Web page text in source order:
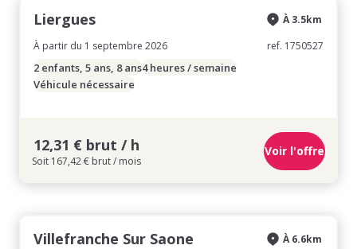
Liergues
À partir du 1 septembre 2026
À 3.5km
ref. 1750527
2 enfants, 5 ans, 8 ans4 heures / semaine
Véhicule nécessaire
12,31 € brut / h
Soit 167,42 € brut / mois
Voir l'offre
Villefranche Sur Saone
À 6.6km